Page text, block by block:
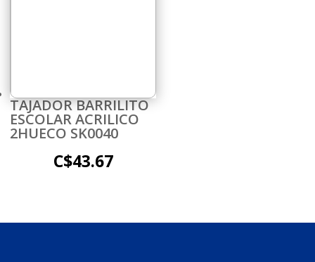
TAJADOR BARRILITO
ESCOLAR ACRILICO
2HUECO SK0040
C$43.67